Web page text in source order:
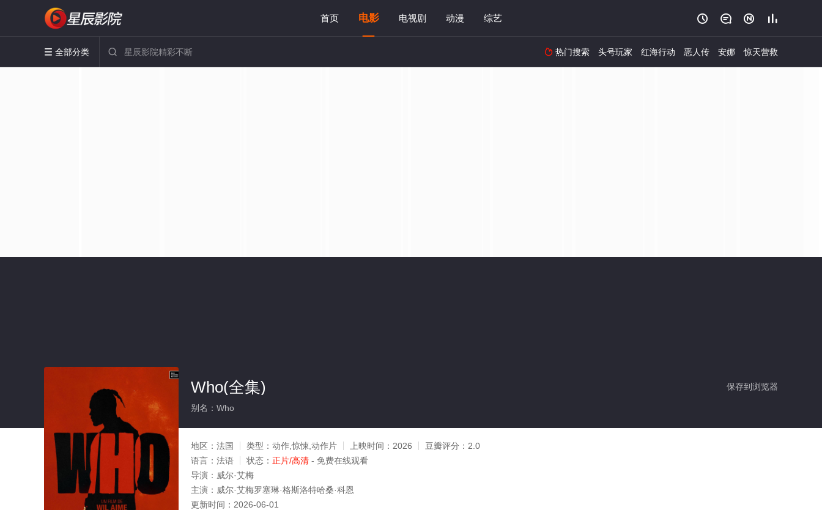
首页 电影 电视剧 动漫 综艺    
 全部分类   热门搜索 头号玩家 红海行动 恶人传 安娜 惊天营救
保存到浏览器
Who(全集)
别名：Who
地区： 法国 类型： 动作,惊悚,动作片 上映时间： 2026 豆瓣评分： 2.0
语言： 法语 状态： 正片/高清 - 免费在线观看
导演： 威尔·艾梅
主演： 威尔·艾梅罗塞琳·格斯洛特哈桑·科恩
更新时间： 2026-06-01